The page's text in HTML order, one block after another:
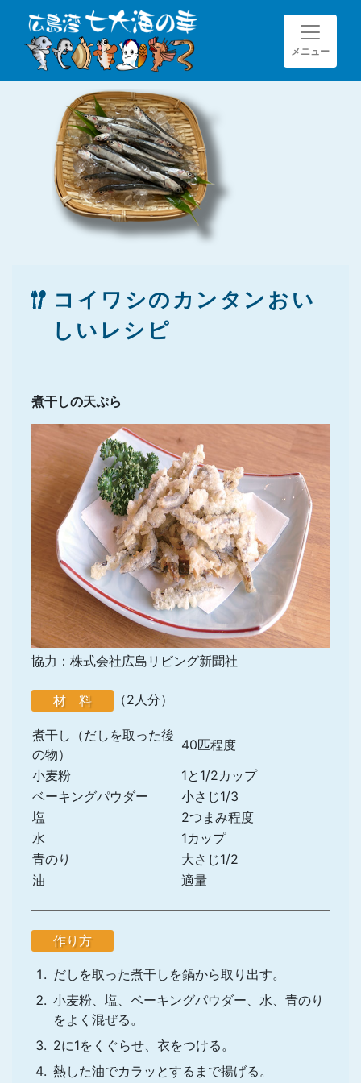
メニュー
コイワシのカンタンおい
しいレシピ
煮干しの天ぷら
協力：株式会社広島リビング新聞社
材 料 （2人分）
煮干し（だしを取った後
の物）
40匹程度
小麦粉
1と1/2カップ
ベーキングパウダー
小さじ1/3
塩
2つまみ程度
水
1カップ
青のり
大さじ1/2
油
適量
作り方
だしを取った煮干しを鍋から取り出す。
小麦粉、塩、ベーキングパウダー、水、青のり
をよく混ぜる。
2に1をくぐらせ、衣をつける。
熱した油でカラッとするまで揚げる。